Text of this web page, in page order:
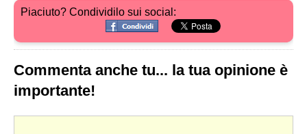
Piaciuto? Condividilo sui social:
Commenta anche tu... la tua opinione è
importante!